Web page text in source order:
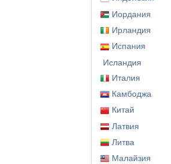
Иордания
Ирландия
Испания
Исландия
Италия
Камбоджа
Китай
Латвия
Литва
Малайзия